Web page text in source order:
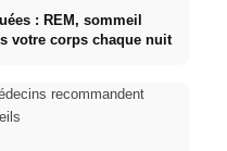
: REM, sommeil
votre corps chaque nuit